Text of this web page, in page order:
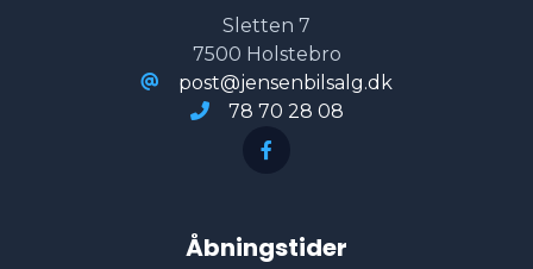
Tågelygter
Sletten 7
7500 Holstebro
post@jensenbilsalg.dk
78 70 28 08
Åbningstider